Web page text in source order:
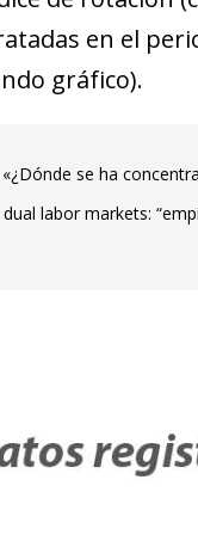
en el
gráfico).
se ha
labor markets: